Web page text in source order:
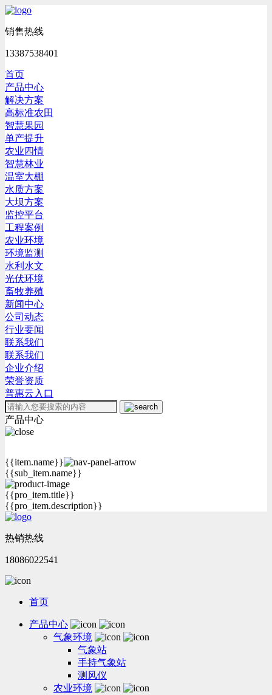
销售热线
13387538401
首页
产品中心
解决方案
高标准农田
智慧果园
单产提升
农业四情
智慧林业
温室大棚
水质方案
大坝方案
监控平台
工程案例
农业环境
环境监测
水利水文
光伏环境
畜牧养殖
新闻中心
公司动态
行业要闻
联系我们
联系我们
企业介绍
荣誉资质
普惠云入口
产品中心
{{item.name}}
{{sub_item.name}}
{{pro_item.title}}
{{pro_item.description}}
热销热线
18086022541
首页
产品中心
气象环境
气象站
手持气象站
测风仪
农业环境